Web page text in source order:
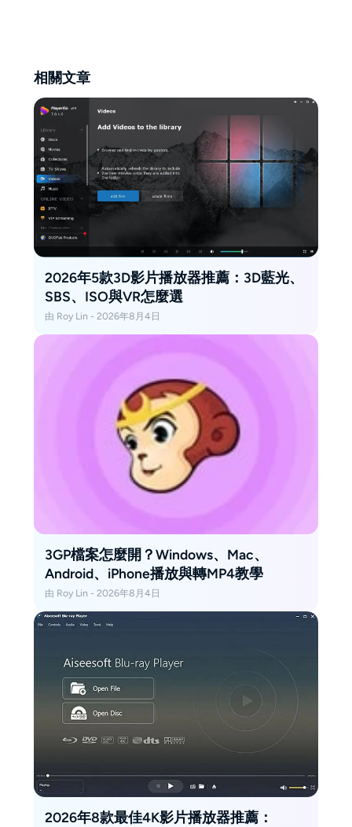
相關文章
2026年5款3D影片播放器推薦：3D藍光、
SBS、ISO與VR怎麼選
由 Roy Lin - 2026年8月4日
3GP檔案怎麼開？Windows、Mac、
Android、iPhone播放與轉MP4教學
由 Roy Lin - 2026年8月4日
2026年8款最佳4K影片播放器推薦：